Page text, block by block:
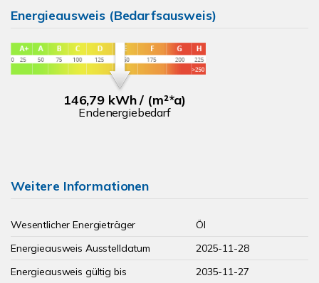
Energieausweis (Bedarfsausweis)
146,79 kWh / (m²*a)
Endenergiebedarf
Weitere Informationen
Wesentlicher Energieträger
Öl
Energieausweis Ausstelldatum
2025-11-28
Energieausweis gültig bis
2035-11-27